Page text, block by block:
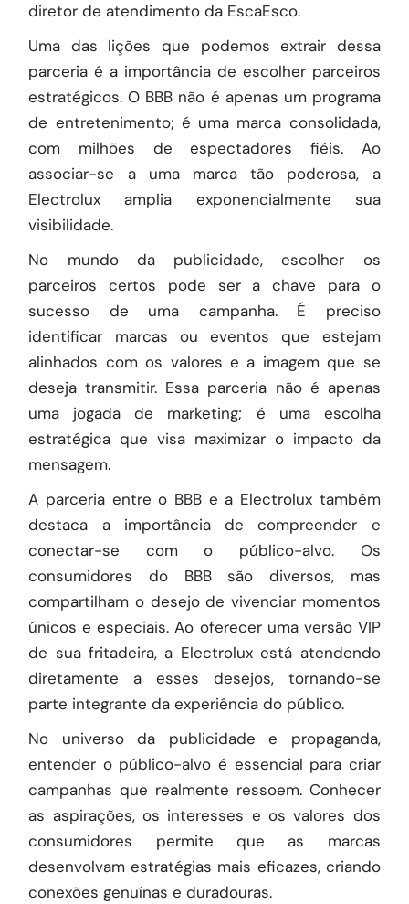
diretor de atendimento da EscaEsco.
Uma das lições que podemos extrair dessa
parceria é a importância de escolher parceiros
estratégicos. O BBB não é apenas um programa
de entretenimento; é uma marca consolidada,
com milhões de espectadores fiéis. Ao
associar-se a uma marca tão poderosa, a
Electrolux amplia exponencialmente sua
visibilidade.
No mundo da publicidade, escolher os
parceiros certos pode ser a chave para o
sucesso de uma campanha. É preciso
identificar marcas ou eventos que estejam
alinhados com os valores e a imagem que se
deseja transmitir. Essa parceria não é apenas
uma jogada de marketing; é uma escolha
estratégica que visa maximizar o impacto da
mensagem.
A parceria entre o BBB e a Electrolux também
destaca a importância de compreender e
conectar-se com o público-alvo. Os
consumidores do BBB são diversos, mas
compartilham o desejo de vivenciar momentos
únicos e especiais. Ao oferecer uma versão VIP
de sua fritadeira, a Electrolux está atendendo
diretamente a esses desejos, tornando-se
parte integrante da experiência do público.
No universo da publicidade e propaganda,
entender o público-alvo é essencial para criar
campanhas que realmente ressoem. Conhecer
as aspirações, os interesses e os valores dos
consumidores permite que as marcas
desenvolvam estratégias mais eficazes, criando
conexões genuínas e duradouras.